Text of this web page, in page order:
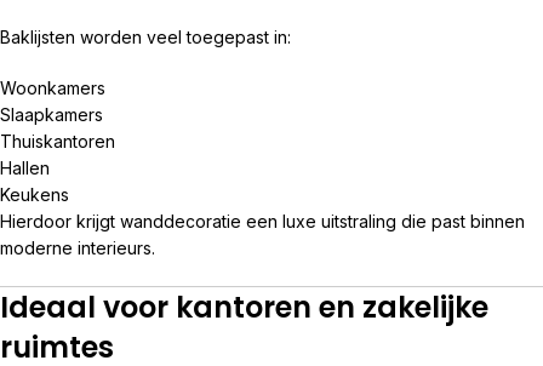
Baklijsten worden veel toegepast in:
Woonkamers
Slaapkamers
Thuiskantoren
Hallen
Keukens
Hierdoor krijgt wanddecoratie een luxe uitstraling die past binnen
moderne interieurs.
Ideaal voor kantoren en zakelijke
ruimtes